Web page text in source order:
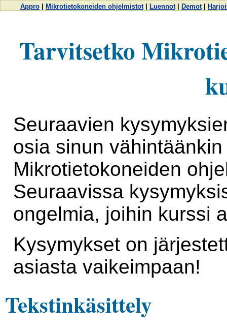
Appro Mikrotietokoneiden ohjelmistot| Luennot| Demot|
Tarvitsetko
Seuraavien
osia sinun
Mikrotietokoneiden
Seuraavissa
ongelmia, joihin kurssi
Kysymykset on
asiasta vaikeimpaan!
Tekstinkäsittely